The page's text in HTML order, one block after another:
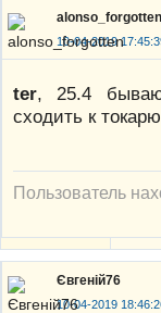
alonso_forgotten
10-04-2019
ter, 25.4
сходить к
Пользователь
Євгеній76
10-04-2019